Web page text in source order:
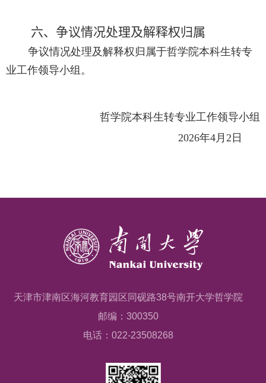
六、争议情况处理及解释权归属
争议情况处理及解释权归属于哲学院本科生转专
业工作领导小组。
哲学院本科生转专业工作领导小组
2026年4 月 2 日
天津市津南区海河教育园区同砚路38号南开大学哲学院
邮编：300350
电话：022-23508268